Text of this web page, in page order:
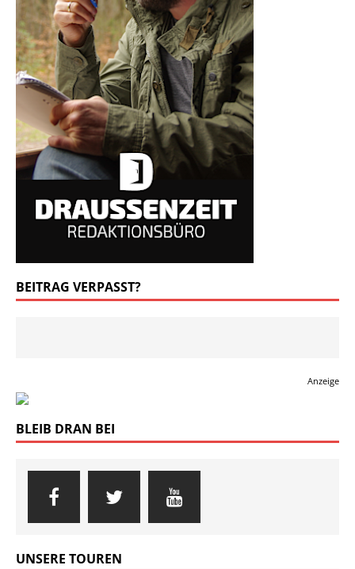
BEITRAG VERPASST?
Anzeige
BLEIB DRAN BEI
UNSERE TOUREN